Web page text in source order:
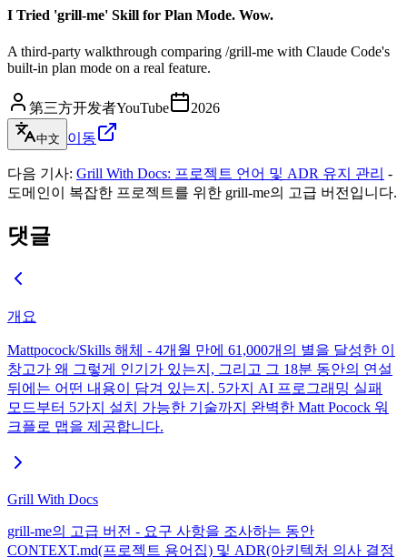
I Tried 'grill-me' Skill for Plan Mode. Wow.
A third-party walkthrough comparing /grill-me with Claude Code's
built-in plan mode on a real feature.
第三方开发者YouTube 2026
中文 이동
다음 기사: Grill With Docs: 프로젝트 언어 및 ADR 유지 관리 -
도메인이 복잡한 프로젝트를 위한 grill-me의 고급 버전입니다.
댓글
개요
Mattpocock/Skills 해체 - 4개월 만에 61,000개의 별을 달성한 이
창고가 왜 그렇게 인기가 있는지, 그리고 그 18분 동안의 연설
뒤에는 어떤 내용이 담겨 있는지. 5가지 AI 프로그래밍 실패
모드부터 5가지 설치 가능한 기술까지 완벽한 Matt Pocock 워
크플로 맵을 제공합니다.
Grill With Docs
grill-me의 고급 버전 - 요구 사항을 조사하는 동안
CONTEXT.md(프로젝트 용어집) 및 ADR(아키텍처 의사 결정